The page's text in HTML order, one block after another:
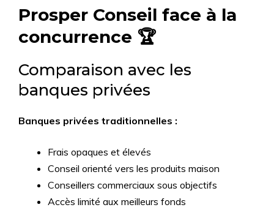
Prosper Conseil face à la
concurrence 🏆
Comparaison avec les
banques privées
Banques privées traditionnelles :
Frais opaques et élevés
Conseil orienté vers les produits maison
Conseillers commerciaux sous objectifs
Accès limité aux meilleurs fonds